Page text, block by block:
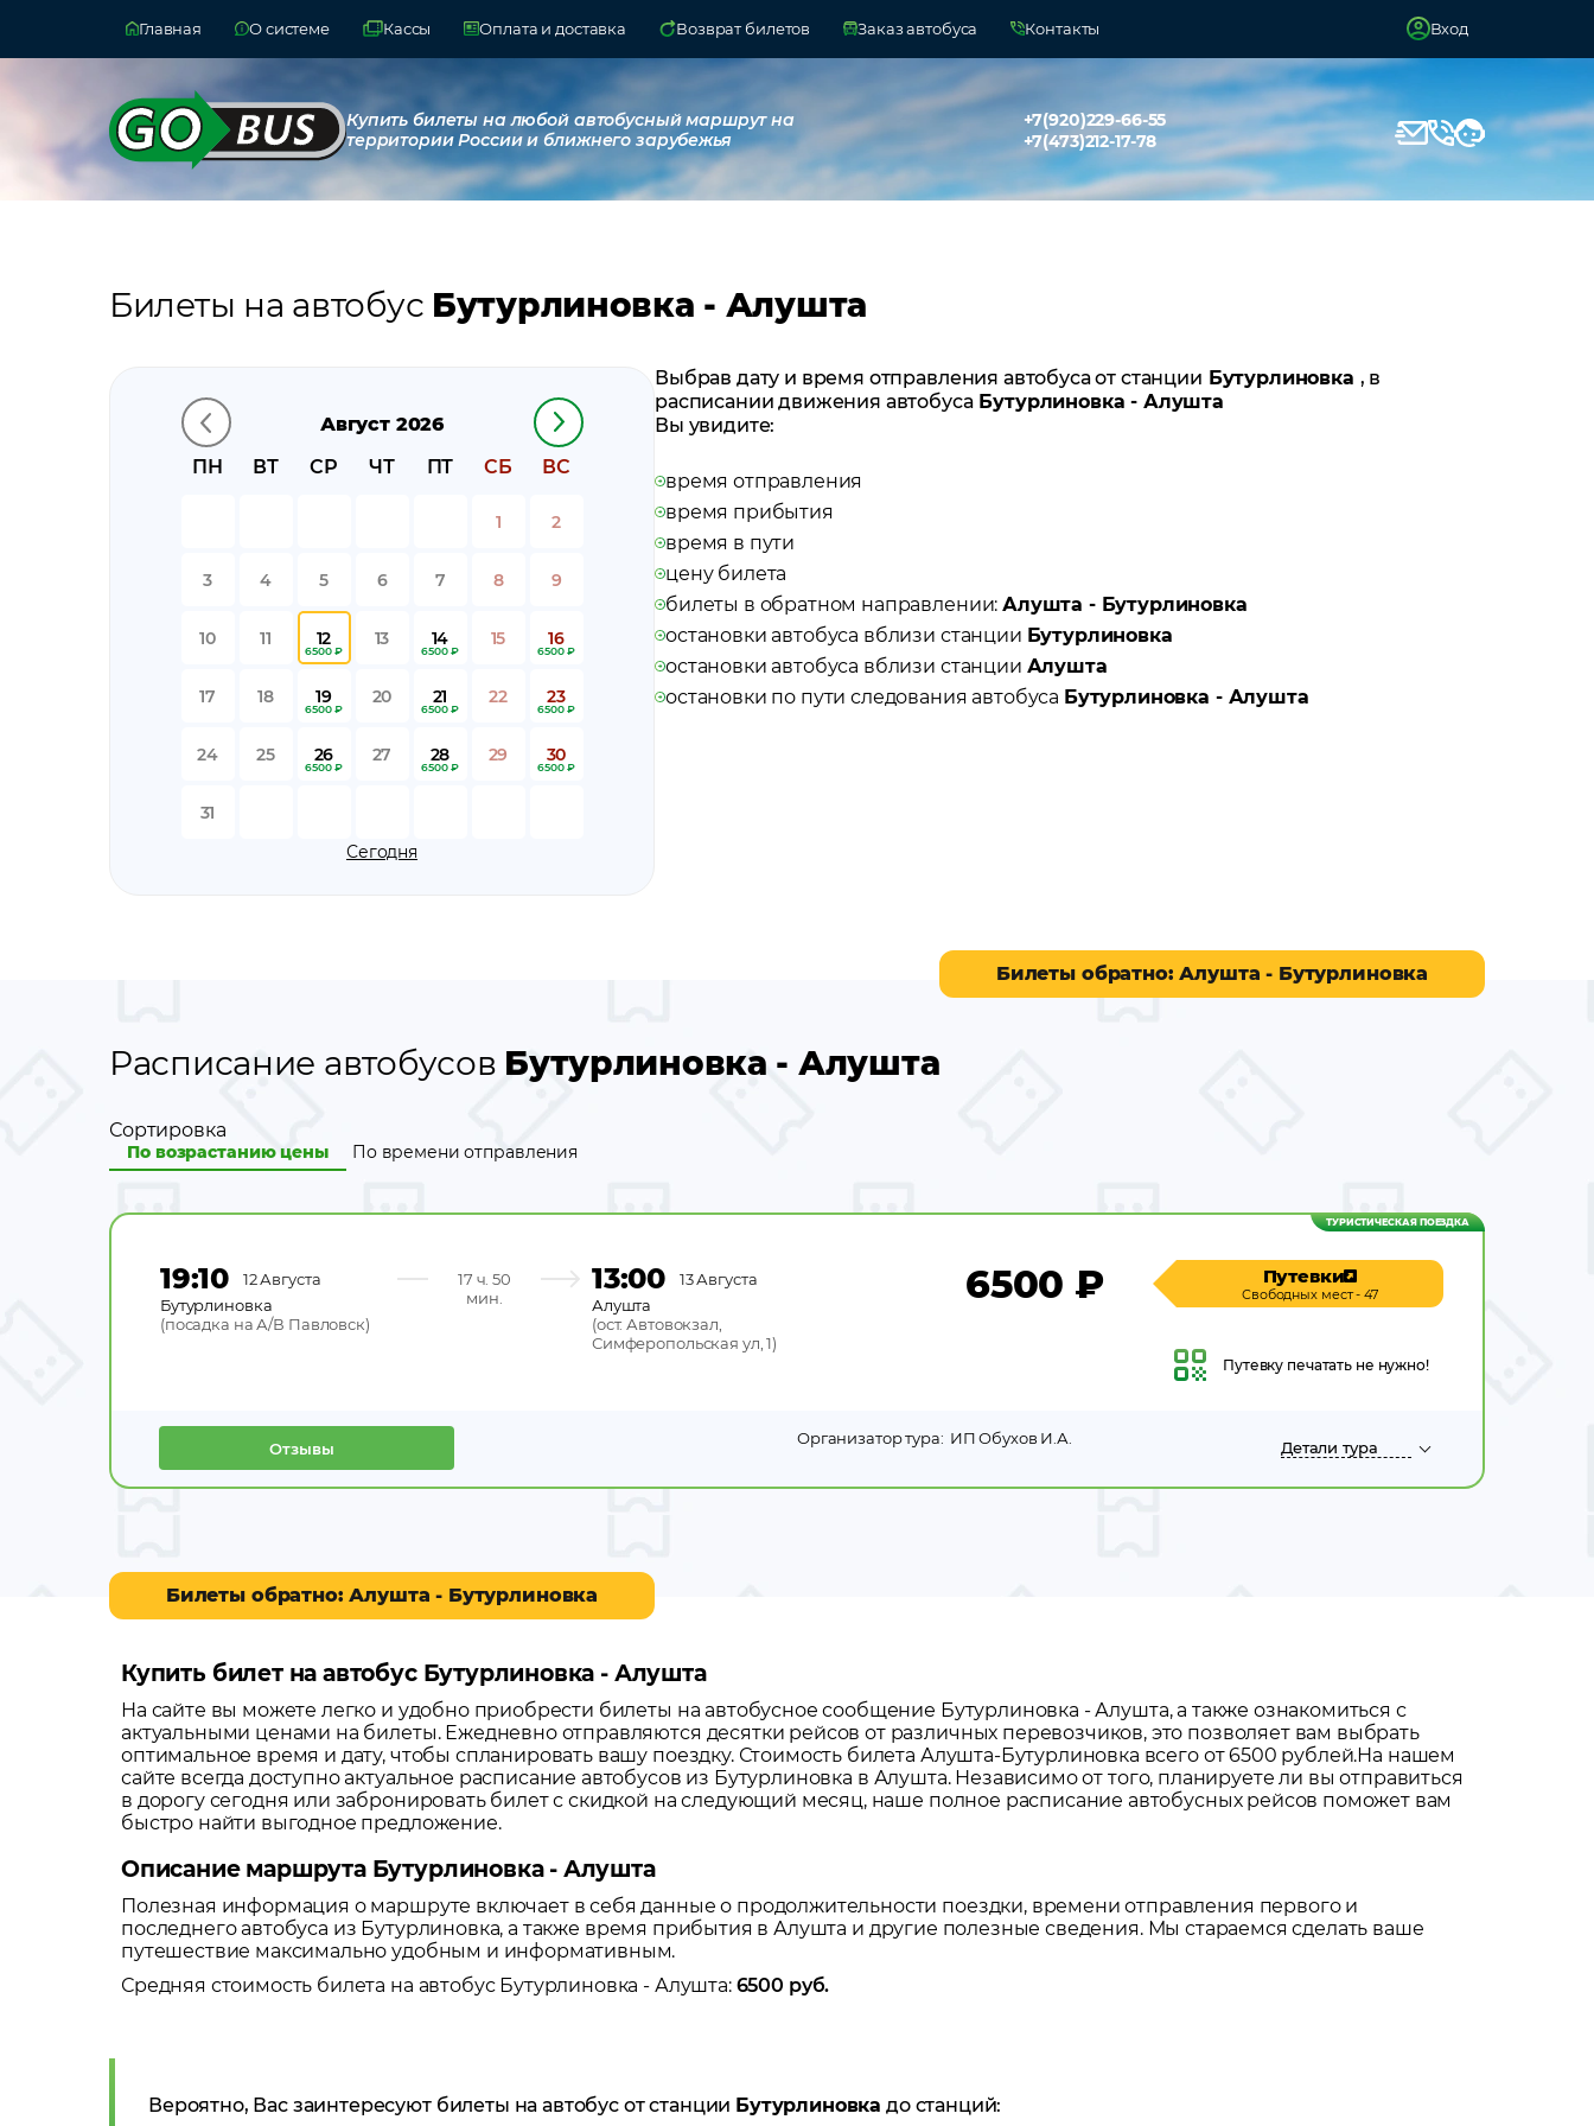
Главная О системе Кассы Оплата и доставка Возврат билетов Заказ автобуса Контакты Вход
Купить билеты на любой автобусный маршрут на
территории России и ближнего зарубежья
+7(920)229-66-55
+7(473)212-17-78
Билеты на автобус Бутурлиновка - Алушта
Август 2026
ПН
ВТ СР ЧТ ПТ СБ ВС
1 2
3 4 5 6 7 8 9
10 11 12
6500 ₽
13 14
6500 ₽
15 16
6500 ₽
17 18 19
6500 ₽
20 21
6500 ₽
22 23
6500 ₽
24 25 26
6500 ₽
27 28
6500 ₽
29 30
6500 ₽
31
Сегодня
Выбрав дату и время отправления автобуса от станции Бутурлиновка , в
расписании движения автобусаБутурлиновка - Алушта
Вы увидите:
время отправления
время прибытия
время в пути
цену билета
билеты в обратном направлении:Алушта - Бутурлиновка
остановки автобуса вблизи станции Бутурлиновка
остановки автобуса вблизи станции Алушта
остановки по пути следования автобуса Бутурлиновка - Алушта
Расписание автобусов Бутурлиновка - Алушта
Сортировка
По возрастанию цены По времени отправления
Билеты обратно: Алушта - Бутурлиновка
ТУРИСТИЧЕСКАЯ ПОЕЗДКА
19:10
12 Августа
Бутурлиновка
(посадка на А/В Павловск)
17 ч. 50
мин.
13:00
13 Августа
Алушта
(ост. Автовокзал,
Симферопольская ул, 1)
6500 ₽ Путевки
Свободных мест - 47
Путевку печатать не нужно!
Отзывы
Организатор тура: ИП Обухов И.А. Деталитура
Билеты обратно: Алушта - Бутурлиновка
Купить билет на автобус Бутурлиновка - Алушта
На сайте вы можете легко и удобно приобрести билеты на автобусное сообщение Бутурлиновка -Алушта, а также ознакомиться с
актуальными ценами на билеты. Ежедневно отправляются десятки рейсов от различных перевозчиков, это позволяет вам выбрать
оптимальное время и дату, чтобы спланировать вашу поездку. Стоимость билета Алушта-Бутурлиновка всего от 6500 рублей.На нашем
сайте всегда доступно актуальное расписание автобусов из Бутурлиновка в Алушта. Независимо от того, планируете ли вы отправиться
в дорогу сегодня или забронировать билет с скидкой на следующий месяц, наше полное расписание автобусных рейсов поможет вам
быстро найти выгодное предложение.
Описание маршрута Бутурлиновка - Алушта
Полезная информация о маршруте включает в себя данные о продолжительности поездки, времени отправления первого и
последнего автобуса из Бутурлиновка, а также время прибытия вАлушта и другие полезные сведения. Мы стараемся сделать ваше
путешествие максимально удобным и информативным.
Средняя стоимость билета на автобус Бутурлиновка - Алушта: 6500 руб.
Вероятно, Вас заинтересуют билеты на автобус от станции Бутурлиновка до станций: